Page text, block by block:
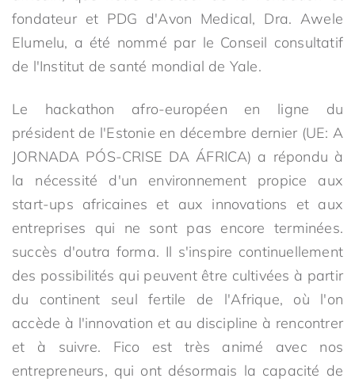
fondateur et PDG d'Avon Medical, Dra. Awele
Elumelu, a été nommé par le Conseil consultatif
de l'Institut de santé mondial de Yale.
Le hackathon afro-européen en ligne du
président de l'Estonie en décembre dernier (UE: A
JORNADA PÓS-CRISE DA ÁFRICA) a répondu à
la nécessité d'un environnement propice aux
start-ups africaines et aux innovations et aux
entreprises qui ne sont pas encore terminées.
succès d'outra forma. Il s'inspire continuellement
des possibilités qui peuvent être cultivées à partir
du continent seul fertile de l'Afrique, où l'on
accède à l'innovation et au discipline à rencontrer
et à suivre. Fico est très animé avec nos
entrepreneurs, qui ont désormais la capacité de